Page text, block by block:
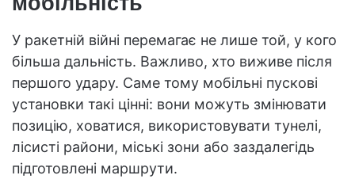
У ракетній війні перемагає не лише той, у кого
більша дальність. Важливо, хто виживе після
першого удару. Саме тому мобільні пускові
установки такі цінні: вони можуть змінювати
позицію, ховатися, використовувати тунелі,
лісисті райони, міські зони або заздалегідь
підготовлені маршрути.